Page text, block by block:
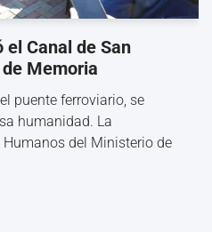
Canal de San
Memoria
puente ferroviario, se
humanidad. La
Humanos del Ministerio de